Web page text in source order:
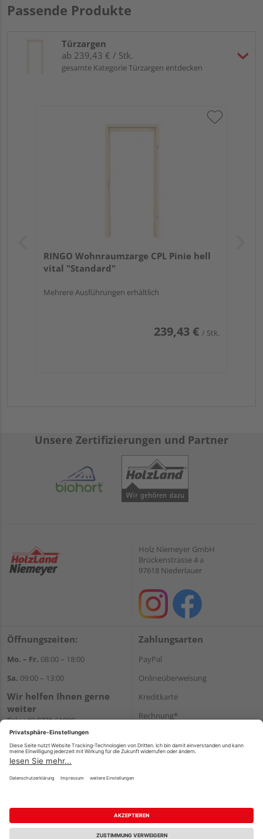
Passende Produkte
Türzargen
ab 239,43 € / Stk.
gesamte Kategorie Türzargen entdecken
RINGO Wohnraumzarge CPL Pinie hell
vital "Standard"
Mehrere Ausführungen erhältlich
239,43 € / Stk.
Unsere Zertifizierungen und Partner
Holz Niemeyer GmbH
Brückenstrasse 4 a
97618 Niederlauer
Öffnungszeiten:
Mo. – Fr. 08:00 – 18:00
Sa. 09:00 – 13:00
Wir helfen Ihnen gerne
weiter
Tel.:+49 9771 61880
E-Mail:info@holzland-
niemeyer.de
Zahlungsarten
PayPal
Onlineüberweisung
Kreditkarte
Rechnung*
Versand
Impressum AGB Widerruf
Datenschutz
Reservierungsbedingungen
Vertrag widerrufen